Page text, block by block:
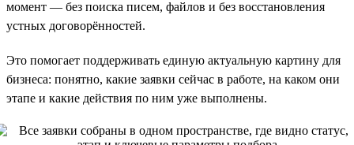
момент — без поиска писем, файлов и без восстановления
устных договорённостей.
Это помогает поддерживать единую актуальную картину для
бизнеса: понятно, какие заявки сейчас в работе, на каком они
этапе и какие действия по ним уже выполнены.